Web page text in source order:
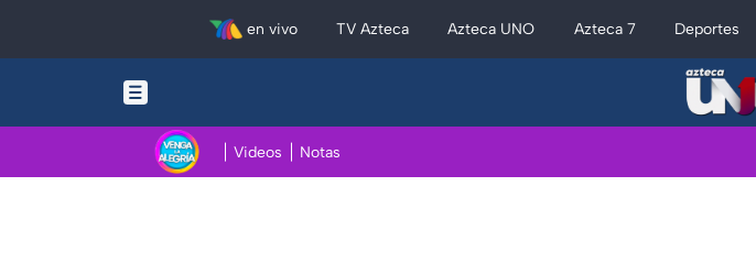
en vivo TV Azteca Azteca UNO Azteca 7 Deportes
Videos Notas